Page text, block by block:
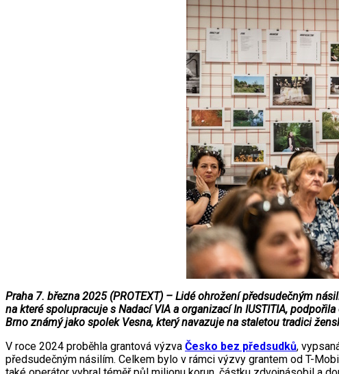
Praha 7. března 2025 (PROTEXT) – Lidé ohrožení předsudečným
na které spolupracuje s Nadací VIA a organizací In IUSTITIA,
Brno známý jako spolek Vesna, který navazuje na staletou tradici
V roce 2024 proběhla grantová výzva Česko bez předsudků,
předsudečným násilím. Celkem bylo v rámci výzvy grantem od T-